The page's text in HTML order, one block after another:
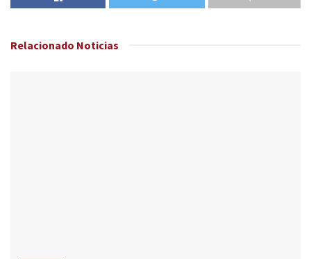
Relacionado Noticias